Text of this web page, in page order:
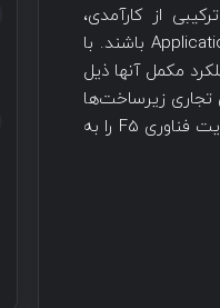
از کارآمدی،
برنامه‌پذیری و Application Fluency در لایه‌های 4 تا 7 و شبکه‌ای مقیاس‌پذیر برای Application Delivery باشند. با
مکمل آنها ذیل
تجاری زیرساخت‌ها
به شدت کاهش می‌یابد. هنگام یافتن جایگزین برای Cisco ACE، بهتر است سازمان‌ها این 5 مزیت فناوری F5 را به